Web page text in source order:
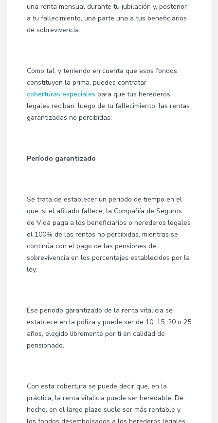
una renta mensual durante tu jubilación y, posterior
a tu fallecimiento, una parte una a tus beneficiarios
de sobrevivencia.
Como tal, y teniendo en cuenta que esos fondos
constituyen la prima, puedes contratar
coberturas especiales para que tus herederos
legales reciban, luego de tu fallecimiento, las rentas
garantizadas no percibidas:
Período garantizado
Se trata de establecer un periodo de tiempo en el
que, si el afiliado fallece, la Compañía de Seguros
de Vida paga a los beneficiarios o herederos legales
el 100% de las rentas no percibidas, mientras se
continúa con el pago de las pensiones de
sobrevivencia en los porcentajes establecidos por la
ley.
Ese periodo garantizado de la renta vitalicia se
establece en la póliza y puede ser de 10, 15, 20 o 25
años, elegido libremente por ti en calidad de
pensionado.
Con esta cobertura se puede decir que, en la
práctica, la renta vitalicia puede ser heredable. De
hecho, en el largo plazo suele ser más rentable y